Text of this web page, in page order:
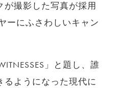
が撮影した写真が採用
ーにふさわしいキャン
」と題し、誰
るようになった現代に